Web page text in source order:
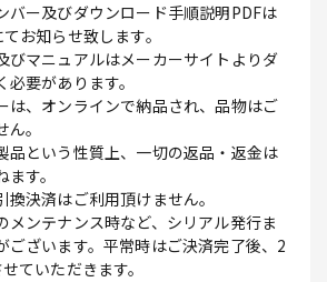
バー及びダウンロード手順説明PDFは
お知らせ致します。
びマニュアルはメーカーサイトよりダ
要があります。
は、オンラインで納品され、品物はご
。
品という性質上、一切の返品・返金は
す。
換決済はご利用頂けません。
メンテナンス時など、シリアル発行ま
ございます。平常時はご決済完了後、2
ていただきます。